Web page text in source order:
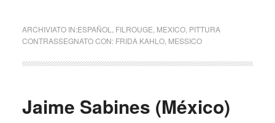
ARCHIVIATO IN:ESPAÑOL FILROUGE MEXICO, PITTURA
CONTRASSEGNATO CON: FRIDA KAHLO, MESSICO
Jaime Sabines (México)